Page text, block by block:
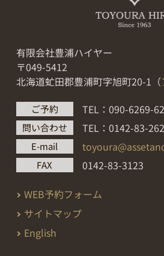
有限会社豊浦ハイヤー
〒049-5412
北海道虻田郡豊浦町字旭町20-1（
ご予約 TEL：090-6269-
問い合わせ TEL：0142-83-
E-mail
FAX
0142-83-3123
WEB予約フォーム
サイトマップ
English